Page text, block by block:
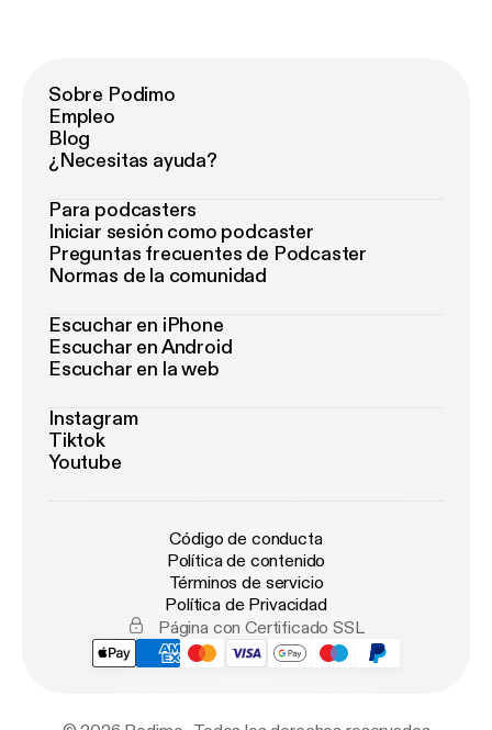
Sobre Podimo
Empleo
Blog
¿Necesitas ayuda?
Para podcasters
Iniciar sesión como podcaster
Preguntas frecuentes de Podcaster
Normas de la comunidad
Escuchar en iPhone
Escuchar en Android
Escuchar en la web
Instagram
Tiktok
Youtube
Código de conducta
Política de contenido
Términos de servicio
Política de Privacidad
Página con Certificado SSL